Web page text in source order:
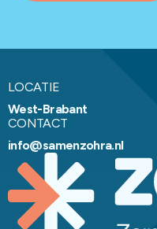
LOCATIE
West-Brabant
CONTACT
info@samenzohra.nl